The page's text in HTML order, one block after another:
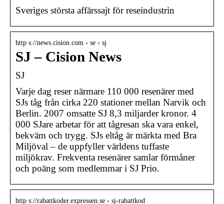
Sveriges största affärssajt för reseindustrin
http s://news.cision.com › se › sj
SJ – Cision News
SJ
Varje dag reser närmare 110 000 resenärer med
SJs tåg från cirka 220 stationer mellan Narvik och
Berlin. 2007 omsatte SJ 8,3 miljarder kronor. 4
000 SJare arbetar för att tågresan ska vara enkel,
bekväm och trygg. SJs eltåg är märkta med Bra
Miljöval – de uppfyller världens tuffaste
miljökrav. Frekventa resenärer samlar förmåner
och poäng som medlemmar i SJ Prio.
http s://rabattkoder.expressen.se › sj-rabattkod